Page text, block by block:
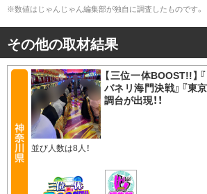
※数値はじゃんじゃん編集部が独自に調査したものです。
その他の取材結果
【三位一体BOOST!!】
バネリ海門決戦』『東
調台が出現！！
並び人数は8人！